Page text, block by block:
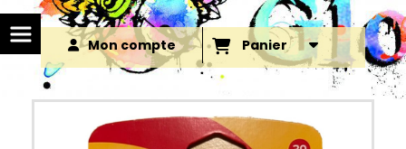
Mon compte Panier